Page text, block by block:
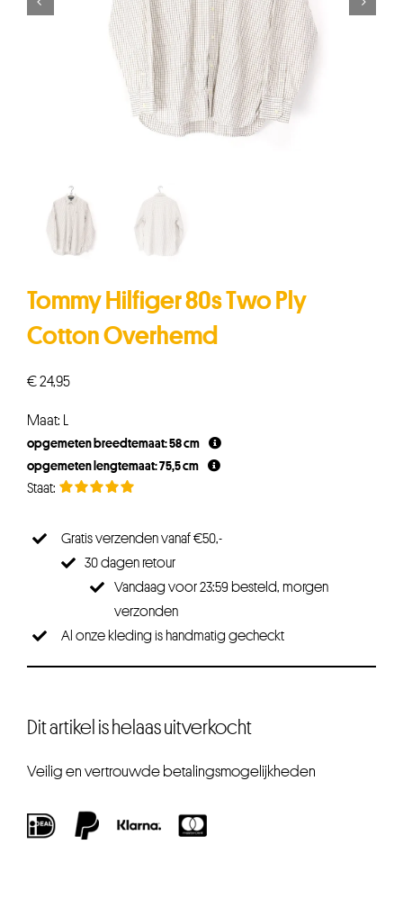
Tommy Hilfiger 80s Two Ply
Cotton Overhemd
€24,95
Maat: L
opgemeten breedtemaat: 58 cm
opgemeten lengtemaat: 75,5 cm
Gratis verzenden vanaf €50,-
30 dagen retour
Vandaag voor 23:59 besteld, morgen
verzonden
Al onze kleding is handmatig gecheckt
Dit artikel is helaas uitverkocht
Veilig en vertrouwde betalingsmogelijkheden